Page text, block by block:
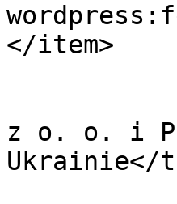
</item>
z o. o. i